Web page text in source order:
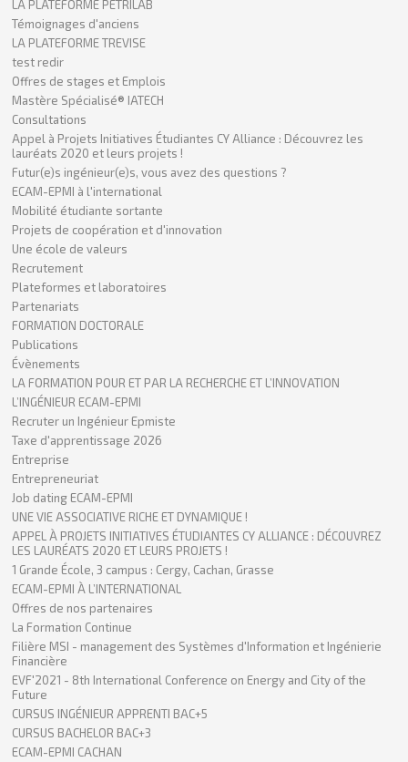
LA PLATEFORME PETRILAB
Témoignages d'anciens
LA PLATEFORME TREVISE
test redir
Offres de stages et Emplois
Mastère Spécialisé® IATECH
Consultations
Appel à Projets Initiatives Étudiantes CY Alliance : Découvrez les
lauréats 2020 et leurs projets !
Futur(e)s ingénieur(e)s, vous avez des questions ?
ECAM-EPMI à l'international
Mobilité étudiante sortante
Projets de coopération et d'innovation
Une école de valeurs
Recrutement
Plateformes et laboratoires
Partenariats
FORMATION DOCTORALE
Publications
Évènements
LA FORMATION POUR ET PAR LA RECHERCHE ET L’INNOVATION
L’INGÉNIEUR ECAM-EPMI
Recruter un Ingénieur Epmiste
Taxe d'apprentissage 2026
Entreprise
Entrepreneuriat
Job dating ECAM-EPMI
UNE VIE ASSOCIATIVE RICHE ET DYNAMIQUE !
APPEL À PROJETS INITIATIVES ÉTUDIANTES CY ALLIANCE : DÉCOUVREZ
LES LAURÉATS 2020 ET LEURS PROJETS !
1 Grande École, 3 campus : Cergy, Cachan, Grasse
ECAM-EPMI À L’INTERNATIONAL
Offres de nos partenaires
La Formation Continue
Filière MSI - management des Systèmes d'Information et Ingénierie
Financière
EVF'2021 - 8th International Conference on Energy and City of the
Future
CURSUS INGÉNIEUR APPRENTI BAC+5
CURSUS BACHELOR BAC+3
ECAM-EPMI CACHAN